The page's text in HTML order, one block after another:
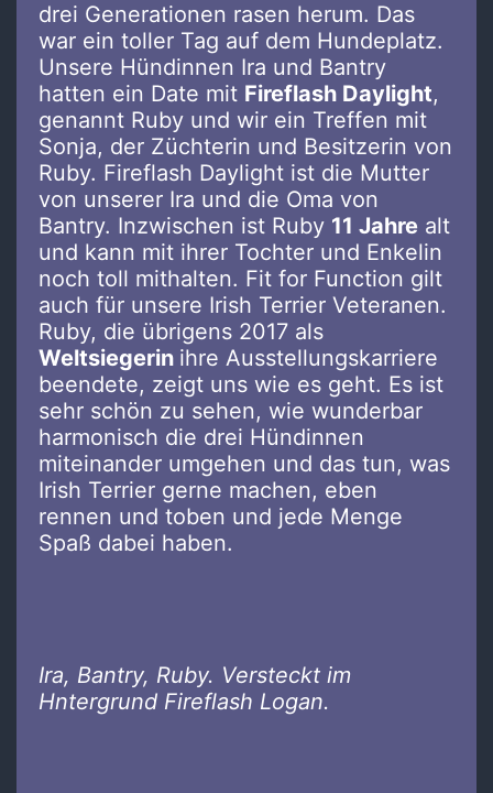
drei Generationen rasen herum. Das
war ein toller Tag auf dem Hundeplatz.
Unsere Hündinnen Ira und Bantry
hatten ein Date mit Fireflash Daylight,
genannt Ruby und wir ein Treffen mit
Sonja, der Züchterin und Besitzerin von
Ruby. Fireflash Daylight ist die Mutter
von unserer Ira und die Oma von
Bantry. Inzwischen ist Ruby 11 Jahre alt
und kann mit ihrer Tochter und Enkelin
noch toll mithalten. Fit for Function gilt
auch für unsere Irish Terrier Veteranen.
Ruby, die übrigens 2017 als
Weltsiegerin ihre Ausstellungskarriere
beendete, zeigt uns wie es geht. Es ist
sehr schön zu sehen, wie wunderbar
harmonisch die drei Hündinnen
miteinander umgehen und das tun, was
Irish Terrier gerne machen, eben
rennen und toben und jede Menge
Spaß dabei haben.
Ira, Bantry, Ruby. Versteckt im
Hntergrund Fireflash Logan.